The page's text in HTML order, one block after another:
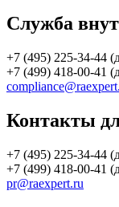
Служба
+7 (495) 225-34-44
+7 (499) 418-00-41
Контакты
+7 (495) 225-34-44
+7 (499) 418-00-41
pr@raexpert.ru